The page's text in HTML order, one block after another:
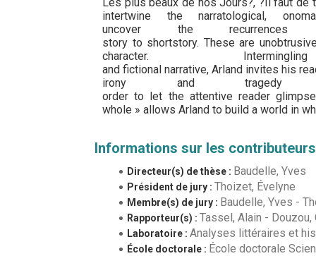
intertwine the narratological,
uncover the
story to shortstory. These are
character.
and fictional narrative, Arland invites his
irony and tragedy
order to let the attentive reader
whole » allows Arland to build a world in
Informations sur les contributeurs
Directeur(s) de thèse : Baudelle, Yves
Président de jury : Thoizet, Évelyne
Membre(s) de jury : Baudelle, Yves -
Rapporteur(s) : Tassel, Alain - Douzou,
Laboratoire : Analyses littéraires et
École doctorale : École doctorale